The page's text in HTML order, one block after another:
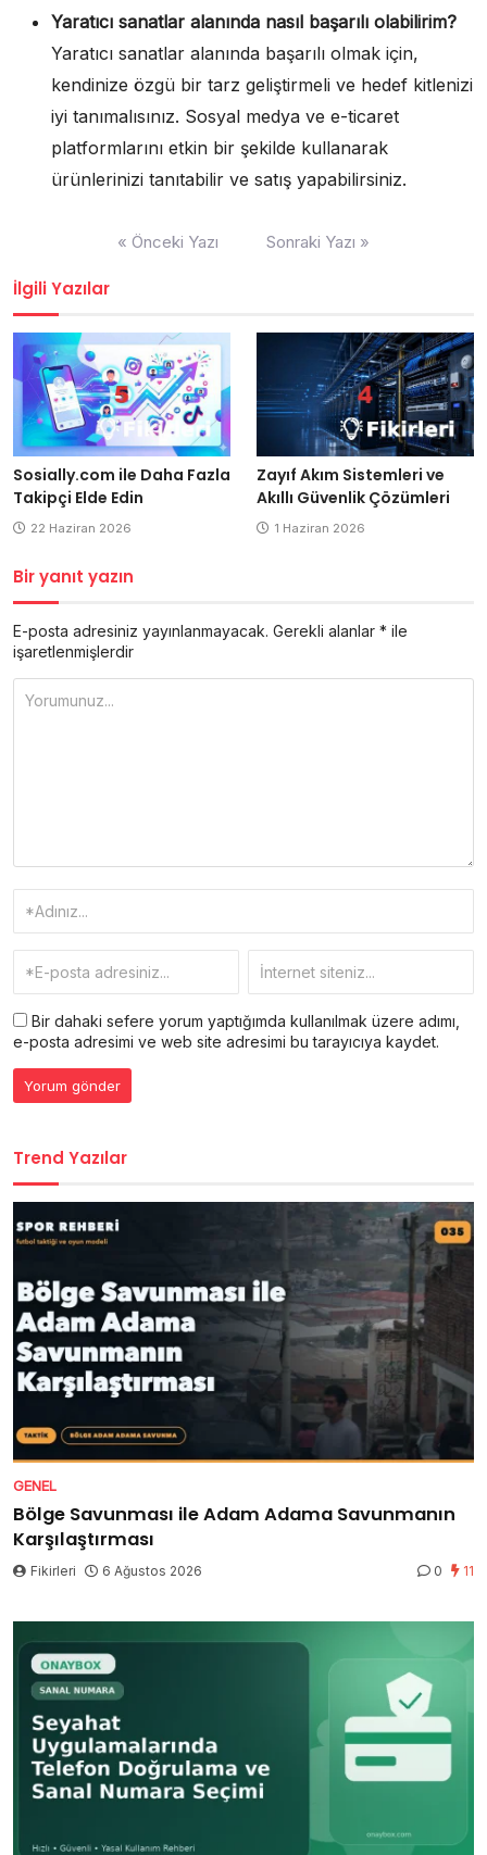
Yaratıcı sanatlar alanında nasıl başarılı olabilirim?
Yaratıcı sanatlar alanında başarılı olmak için,
kendinize özgü bir tarz geliştirmeli ve hedef kitlenizi
iyi tanımalısınız. Sosyal medya ve e-ticaret
platformlarını etkin bir şekilde kullanarak
ürünlerinizi tanıtabilir ve satış yapabilirsiniz.
« Önceki Yazı Sonraki Yazı »
İlgili Yazılar
Sosially.com ile Daha Fazla
Takipçi Elde Edin
22 Haziran 2026
Zayıf Akım Sistemleri ve
Akıllı Güvenlik Çözümleri
1 Haziran 2026
Bir yanıt yazın
E-posta adresiniz yayınlanmayacak. Gerekli alanlar * ile
işaretlenmişlerdir
Bir dahaki sefere yorum yaptığımda kullanılmak üzere adımı,
e-posta adresimi ve web site adresimi bu tarayıcıya kaydet.
Trend Yazılar
GENEL
Bölge Savunması ile Adam Adama Savunmanın
Karşılaştırması
Fikirleri 6 Ağustos 2026 0 11